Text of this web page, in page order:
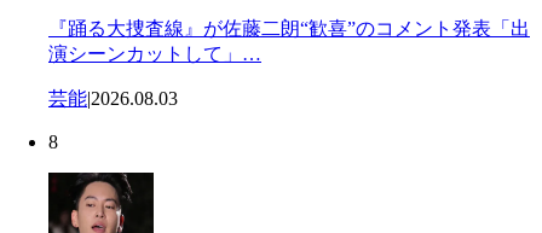
『踊る大捜査線』が佐藤二朗“歓喜”のコメント発表「出
演シーンカットして」…
芸能|2026.08.03
8